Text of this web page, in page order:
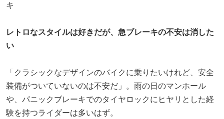
キ
レトロなスタイルは好きだが、急ブレーキの不安は消した
い
「クラシックなデザインのバイクに乗りたいけれど、安全
装備がついていないのは不安だ」。雨の日のマンホール
や、パニックブレーキでのタイヤロックにヒヤリとした経
験を持つライダーは多いはず。